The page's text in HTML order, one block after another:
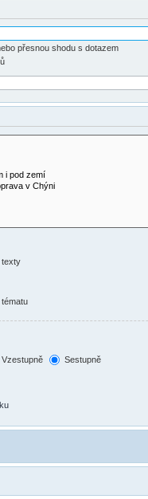
přesnou shodu s dotazem
texty
Vzestupně Sestupně